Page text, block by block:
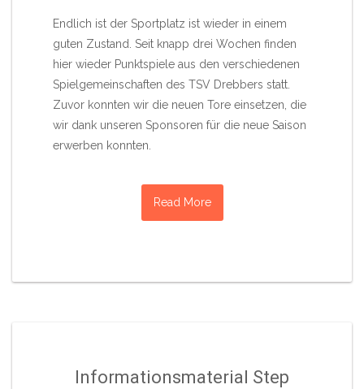
Endlich ist der Sportplatz ist wieder in einem
guten Zustand. Seit knapp drei Wochen finden
hier wieder Punktspiele aus den verschiedenen
Spielgemeinschaften des TSV Drebbers statt.
Zuvor konnten wir die neuen Tore einsetzen, die
wir dank unseren Sponsoren für die neue Saison
erwerben konnten.
Read More
Informationsmaterial Step